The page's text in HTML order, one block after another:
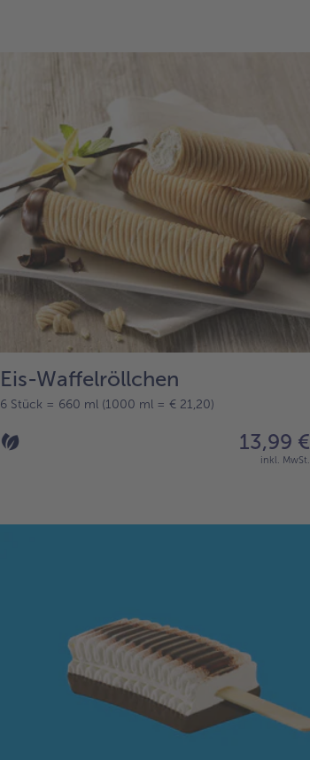
Eis-Waffelröllchen
6 Stück = 660 ml (1000 ml = € 21,20)
13,99 €
inkl. MwSt.